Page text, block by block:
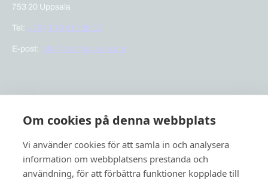
Om cookies på denna webbplats
Vi använder cookies för att samla in och analysera
information om webbplatsens prestanda och
användning, för att förbättra funktioner kopplade till
753 20 Uppsala
Tel: +46 (0)18 410 88 80
E-post: info@kontigocare.com
Snabblänkar
Previct Care
Support
Om oss